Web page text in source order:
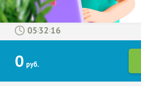
: :
0 руб.